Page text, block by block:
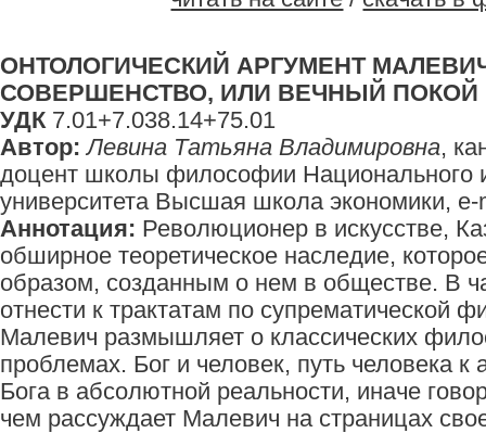
ОНТОЛОГИЧЕСКИЙ АРГУМЕНТ
СОВЕРШЕНСТВО, ИЛИ ВЕЧНЫЙ ПОКОЙ
УДК7.01+7.038.14+75.01
Автор: Левина Татьяна Владимировна,
доцент школы философии Национального
университета Высшая школа экономики,
Аннотация: Революционер в искусстве,
обширное теоретическое наследие,
образом, созданным о нем в обществе. В
отнести к трактатам по супрематической
Малевич размышляет о классических
проблемах. Бог и человек, путь человека
Бога в абсолютной реальности, иначе
чем рассуждает Малевич на страницах